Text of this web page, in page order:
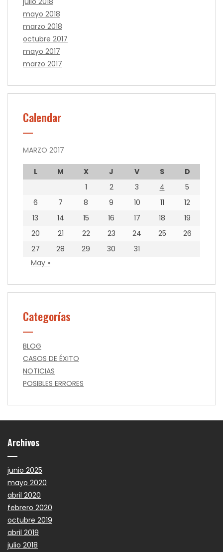
mayo 2018
marzo 2018
octubre 2017
mayo 2017
marzo 2017
Calendar
MARZO 2017
L M X J V S
D
1
2 3 4
5
6
7 8 9 10 11
12
13
14 15 16 17 18
19
20
21 22 23 24 25
26
27
28 29 30
31
May »
Categorías
BLOG
CASOS DE ÉXITO
NOTICIAS
POSIBLES ERRORES
Archivos
junio 2025
mayo 2020
abril 2020
febrero 2020
octubre 2019
abril 2019
julio 2018